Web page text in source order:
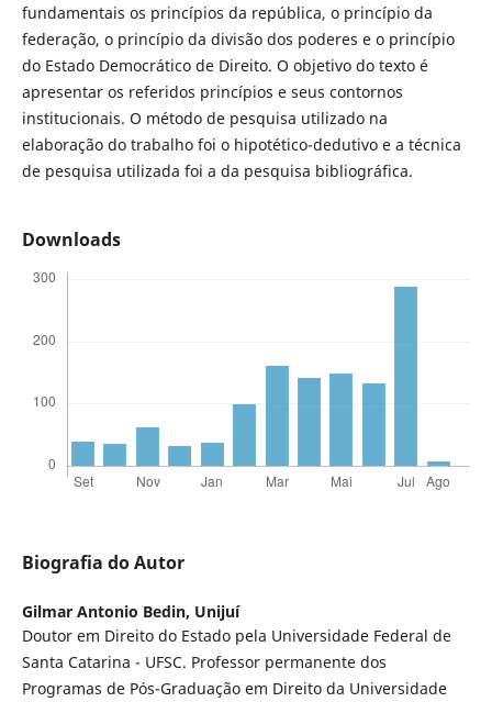
fundamentais os princípios da república, o princípio da
federação, o princípio da divisão dos poderes e o princípio
do Estado Democrático de Direito. O objetivo do texto é
apresentar os referidos princípios e seus contornos
institucionais. O método de pesquisa utilizado na
elaboração do trabalho foi o hipotético-dedutivo e a técnica
de pesquisa utilizada foi a da pesquisa bibliográfica.
Downloads
Biografia do Autor
Gilmar Antonio Bedin, Unijuí
Doutor em Direito do Estado pela Universidade Federal de
Santa Catarina - UFSC. Professor permanente dos
Programas de Pós-Graduação em Direito da Universidade